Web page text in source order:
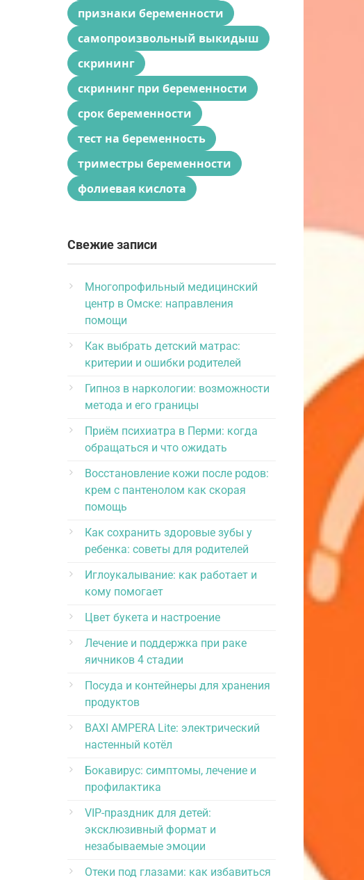
признаки беременности
самопроизвольный выкидыш
скрининг
скрининг при беременности
срок беременности
тест на беременность
триместры беременности
фолиевая кислота
Свежие записи
Многопрофильный медицинский
центр в Омске: направления
помощи
Как выбрать детский матрас:
критерии и ошибки родителей
Гипноз в наркологии: возможности
метода и его границы
Приём психиатра в Перми: когда
обращаться и что ожидать
Восстановление кожи после родов:
крем с пантенолом как скорая
помощь
Как сохранить здоровые зубы у
ребенка: советы для родителей
Иглоукалывание: как работает и
кому помогает
Цвет букета и настроение
Лечение и поддержка при раке
яичников 4 стадии
Посуда и контейнеры для хранения
продуктов
BAXI AMPERA Lite: электрический
настенный котёл
Бокавирус: симптомы, лечение и
профилактика
VIP-праздник для детей:
эксклюзивный формат и
незабываемые эмоции
Отеки под глазами: как избавиться